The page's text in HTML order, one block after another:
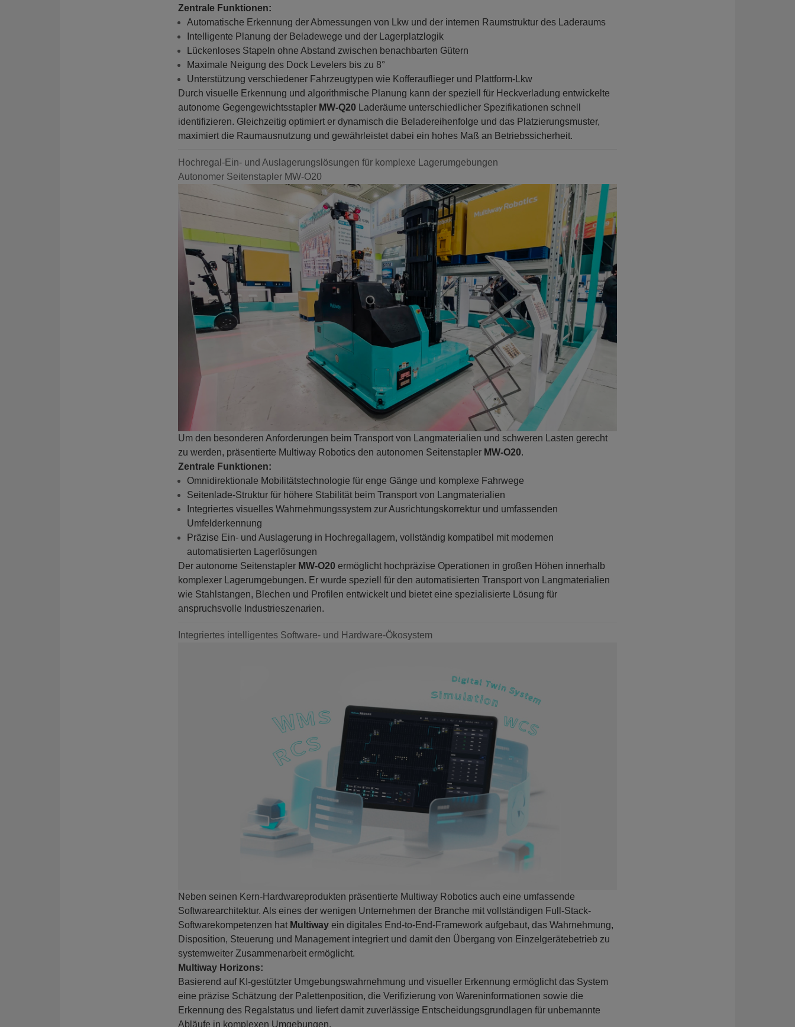
Zentrale Funktionen:
Automatische Erkennung der Abmessungen von Lkw und der internen Raumstruktur des Laderaums
Intelligente Planung der Beladewege und der Lagerplatzlogik
Lückenloses Stapeln ohne Abstand zwischen benachbarten Gütern
Maximale Neigung des Dock Levelers bis zu 8°
Unterstützung verschiedener Fahrzeugtypen wie Kofferauflieger und Plattform-Lkw
Durch visuelle Erkennung und algorithmische Planung kann der speziell für Heckverladung entwickelte
autonome Gegengewichtsstapler MW-Q20Laderäume unterschiedlicher Spezifikationen schnell
identifizieren. Gleichzeitig optimiert er dynamisch die Beladereihenfolge und das Platzierungsmuster,
maximiert die Raumausnutzung und gewährleistet dabei ein hohes Maß an Betriebssicherheit.
Hochregal-Ein- und Auslagerungslösungen für komplexe Lagerumgebungen
Autonomer Seitenstapler MW-O20
Um den besonderen Anforderungen beim Transport von Langmaterialien und schweren Lasten gerecht
zu werden, präsentierte Multiway Robotics den autonomen Seitenstapler MW-O20.
Zentrale Funktionen:
Omnidirektionale Mobilitätstechnologie für enge Gänge und komplexe Fahrwege
Seitenlade-Struktur für höhere Stabilität beim Transport von Langmaterialien
Integriertes visuelles Wahrnehmungssystem zur Ausrichtungskorrektur und umfassenden
Umfelderkennung
Präzise Ein- und Auslagerung in Hochregallagern, vollständig kompatibel mit modernen
automatisierten Lagerlösungen
Der autonome Seitenstapler MW-O20ermöglicht hochpräzise Operationen in großen Höhen innerhalb
komplexer Lagerumgebungen. Er wurde speziell für den automatisierten Transport von Langmaterialien
wie Stahlstangen, Blechen und Profilen entwickelt und bietet eine spezialisierte Lösung für
anspruchsvolle Industrieszenarien.
Integriertes intelligentes Software- und Hardware-Ökosystem
Neben seinen Kern-Hardwareprodukten präsentierte Multiway Robotics auch eine umfassende
Softwarearchitektur. Als eines der wenigen Unternehmen der Branche mit vollständigen Full-Stack-
Softwarekompetenzen hat Multiwayein digitales End-to-End-Framework aufgebaut, das Wahrnehmung,
Disposition, Steuerung und Management integriert und damit den Übergang von Einzelgerätebetrieb zu
systemweiter Zusammenarbeit ermöglicht.
Multiway Horizons:
Basierend auf KI-gestützter Umgebungswahrnehmung und visueller Erkennung ermöglicht das System
eine präzise Schätzung der Palettenposition, die Verifizierung von Wareninformationen sowie die
Erkennung des Regalstatus und liefert damit zuverlässige Entscheidungsgrundlagen für unbemannte
Abläufe in komplexen Umgebungen.